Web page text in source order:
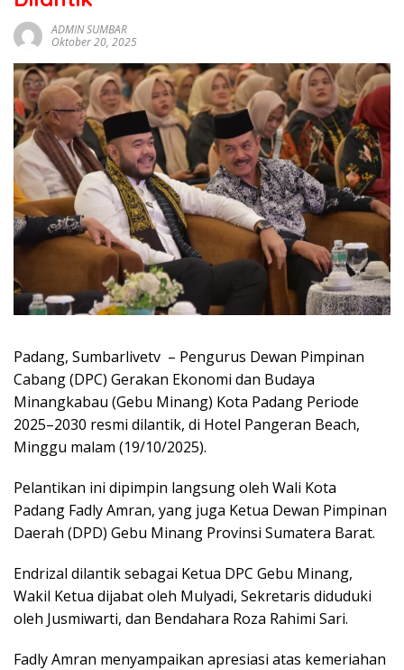
sumbar
tv
live
ADMIN SUMBAR
Oktober 20, 2025
Padang, Sumbarlivetv – Pengurus Dewan Pimpinan
Cabang (DPC) Gerakan Ekonomi dan Budaya
Minangkabau (Gebu Minang) Kota Padang Periode
2025–2030 resmi dilantik, di Hotel Pangeran Beach,
Minggu malam (19/10/2025).
Pelantikan ini dipimpin langsung oleh Wali Kota
Padang Fadly Amran, yang juga Ketua Dewan Pimpinan
Daerah (DPD) Gebu Minang Provinsi Sumatera Barat.
Endrizal dilantik sebagai Ketua DPC Gebu Minang,
Wakil Ketua dijabat oleh Mulyadi, Sekretaris diduduki
oleh Jusmiwarti, dan Bendahara Roza Rahimi Sari.
Fadly Amran menyampaikan apresiasi atas kemeriahan